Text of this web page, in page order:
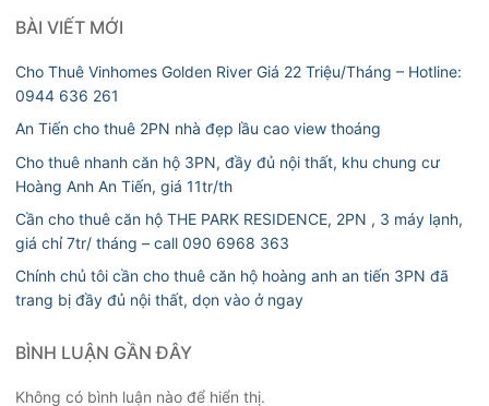
BÀI VIẾT MỚI
Cho Thuê Vinhomes Golden River Giá 22 Triệu/Tháng – Hotline:
0944 636 261
An Tiến cho thuê 2PN nhà đẹp lầu cao view thoáng
Cho thuê nhanh căn hộ 3PN, đầy đủ nội thất, khu chung cư
Hoàng Anh An Tiến, giá 11tr/th
Cần cho thuê căn hộ THE PARK RESIDENCE, 2PN , 3 máy lạnh,
giá chỉ 7tr/ tháng – call 090 6968 363
Chính chủ tôi cần cho thuê căn hộ hoàng anh an tiến 3PN đã
trang bị đầy đủ nội thất, dọn vào ở ngay
BÌNH LUẬN GẦN ĐÂY
Không có bình luận nào để hiển thị.